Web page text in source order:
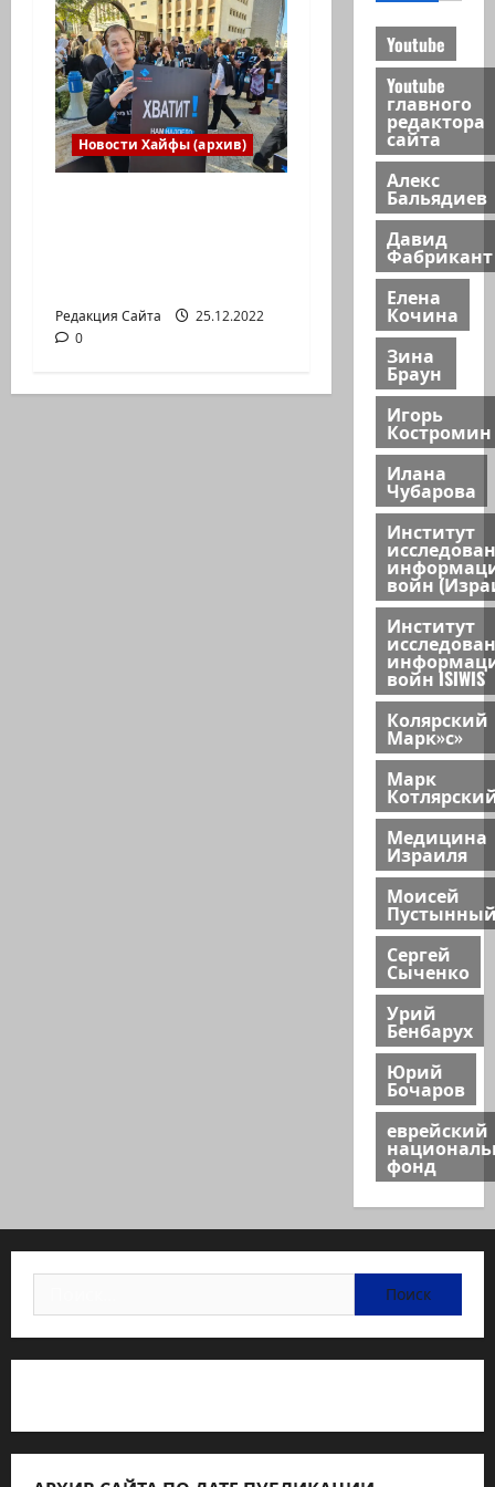
Новости Хайфы (архив)
Редакция Сайта
25.12.2022
0
Youtube
Youtube
главного
редактора
сайта
Алекс
Бальядиев
Давид
Фабрикант
Елена
Кочина
Зина
Браун
Игорь
Костромин
Илана
Чубарова
Институт
войн
Институт
войн ISIWIS
Колярский
Марк»с»
Марк
Медицина
Израиля
Моисей
Сергей
Сыченко
Урий
Бенбарух
Юрий
Бочаров
еврейский
фонд